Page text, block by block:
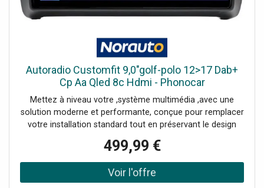
fichiers et contenus multimédias.Ce système multimédia
PHONOCAR CUSTOMFIT est conçu pour moderniser votre
tableau de bord.
Autoradio Customfit 9,0"golf-polo 12>17 Dab+
Cp Aa Qled 8c Hdmi - Phonocar
Mettez à niveau votre ,système multimédia ,avec une
solution moderne et performante, conçue pour remplacer
votre installation standard tout en préservant le design
fourni pour une ,intégration parfaite à votre Golf
Polo.Doté d’un ,écran tactile capacitif QLED de 9 pouces,
ce système offre une ,image haute définition ,et une
499,99 €